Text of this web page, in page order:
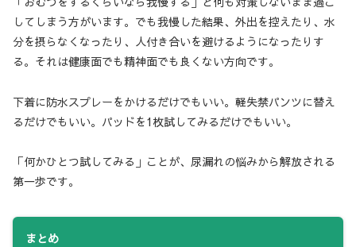
してしまう方がいます。でも我慢した結果、外出を控えたり、水
分を摂らなくなったり、人付き合いを避けるようになったりす
る。それは健康面でも精神面でも良くない方向です。
下着に防水スプレーをかけるだけでもいい。軽失禁パンツに替え
るだけでもいい。パッドを1枚試してみるだけでもいい。
「何かひとつ試してみる」ことが、尿漏れの悩みから解放される
第一歩です。
まとめ